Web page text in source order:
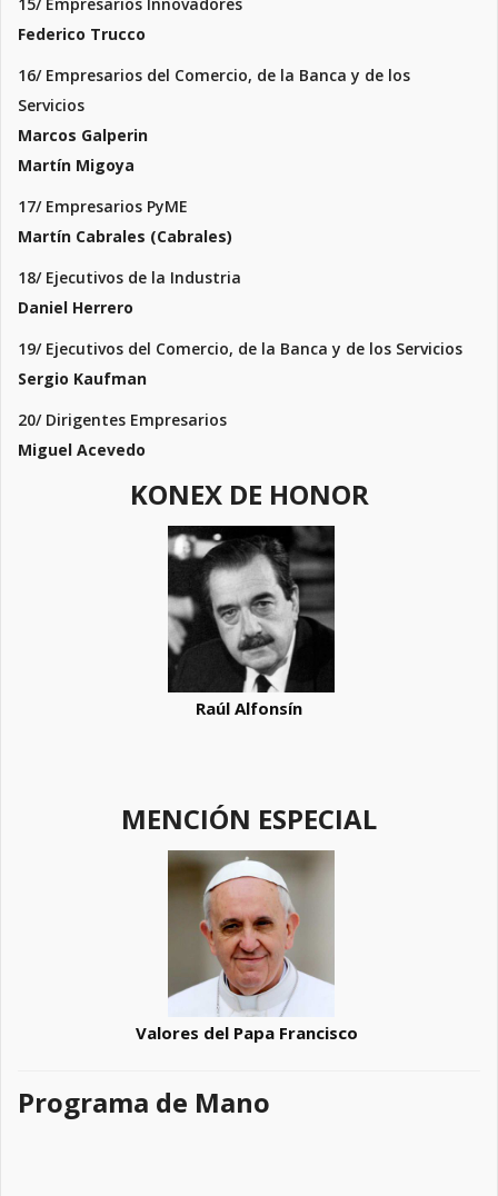
Federico Trucco
16/ Empresarios del Comercio, de la Banca y de los
Servicios
Marcos Galperin
Martín Migoya
17/ Empresarios PyME
Martín Cabrales (Cabrales)
18/ Ejecutivos de la Industria
Daniel Herrero
19/ Ejecutivos del Comercio, de la Banca y de los Servicios
Sergio Kaufman
20/ Dirigentes Empresarios
Miguel Acevedo
KONEX DE HONOR
Raúl Alfonsín
MENCIÓN ESPECIAL
Valores del Papa Francisco
Programa de Mano